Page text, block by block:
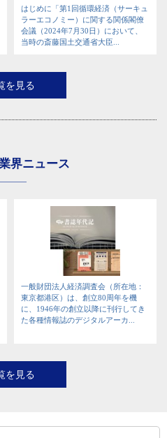
はじめに「第1回循環経済（サーキュ
ラーエコノミー）に関する関係閣僚
会議（2024年7月30日）において、
当時の斎藤国土交通省大臣...
を見る
界ニュース
一般財団法人経済調査会（所在地：
東京都港区）は、創立80周年を機
に、1946年の創立以降に刊行してき
た各種情報誌のデジタルアーカ...
を見る